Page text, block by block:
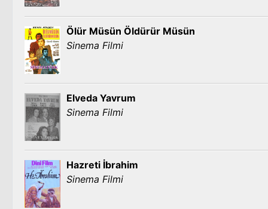
Ölür Müsün Öldürür Müsün
Sinema Filmi
Elveda Yavrum
Sinema Filmi
Hazreti İbrahim
Sinema Filmi